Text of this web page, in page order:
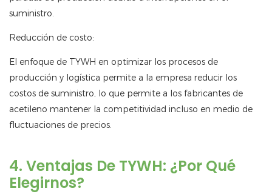
suministro.
Reducción de costo:
El enfoque de TYWH en optimizar los procesos de
producción y logística permite a la empresa reducir los
costos de suministro, lo que permite a los fabricantes de
acetileno mantener la competitividad incluso en medio de
fluctuaciones de precios.
4. Ventajas De TYWH: ¿Por Qué
Elegirnos?